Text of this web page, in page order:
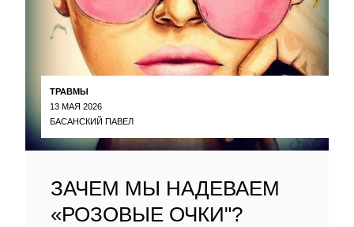
ТРАВМЫ
13 МАЯ 2026
БАСАНСКИЙ ПАВЕЛ
ЗАЧЕМ МЫ НАДЕВАЕМ
«РОЗОВЫЕ ОЧКИ"?